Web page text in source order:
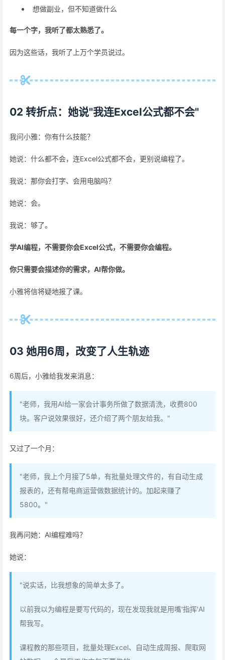
想做副业，但不知道做什么
每一个字，我听了都太熟悉了。
因为这些话，我听了上万个学员说过。
02 转折点：她说"我连Excel公式都不会"
我问小雅：你有什么技能？
她说：什么都不会，连Excel公式都不会，更别说编程了。
我说：那你会打字、会用电脑吗？
她说：会。
我说：够了。
学AI编程，不需要你会Excel公式，不需要你会编程。
你只需要会描述你的需求，AI帮你做。
小雅将信将疑地报了课。
03 她用6周，改变了人生轨迹
6周后，小雅给我发来消息：
"老师，我用AI给一家会计事务所做了数据清洗，收费800
块。客户说效果很好，还介绍了两个朋友给我。"
又过了一个月：
"老师，我上个月接了5单，有批量处理文件的，有自动生成
报表的，还有帮电商运营做数据统计的。加起来赚了
5800。"
我再问她：AI编程难吗？
她说：
"说实话，比我想象的简单太多了。
以前我以为编程是要写代码的，现在发现我就是用嘴'指挥'AI
帮我写。
课程教的那些项目，批量处理Excel、自动生成周报、爬取网